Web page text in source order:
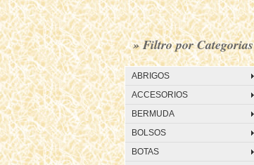
» Filtro por Categorias
ABRIGOS
ACCESORIOS
BERMUDA
BOLSOS
BOTAS